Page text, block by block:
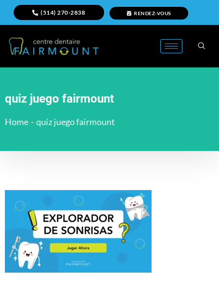
(514) 270-2838 RENDEZ-VOUS
quiz juego fairmount
Home - quiz juego fairmount